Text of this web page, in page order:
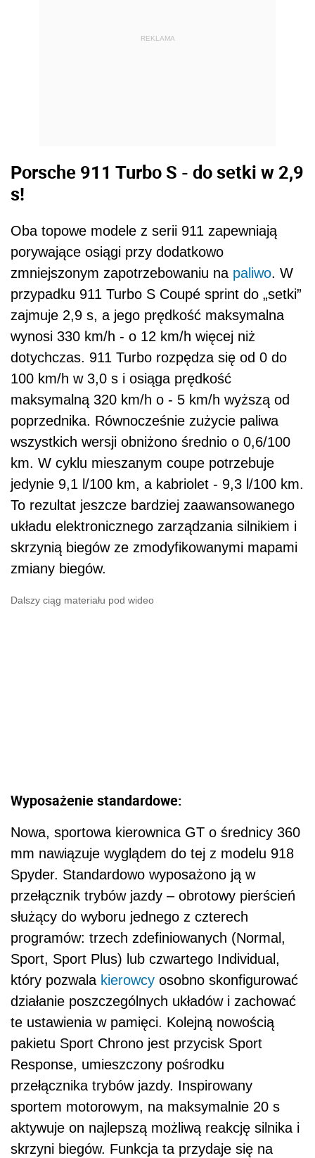
REKLAMA
Porsche 911 Turbo S - do setki w 2,9
s!
Oba topowe modele z serii 911 zapewniają
porywające osiągi przy dodatkowo
zmniejszonym zapotrzebowaniu na paliwo. W
przypadku 911 Turbo S Coupé sprint do „setki”
zajmuje 2,9 s, a jego prędkość maksymalna
wynosi 330 km/h - o 12 km/h więcej niż
dotychczas. 911 Turbo rozpędza się od 0 do
100 km/h w 3,0 s i osiąga prędkość
maksymalną 320 km/h o - 5 km/h wyższą od
poprzednika. Równocześnie zużycie paliwa
wszystkich wersji obniżono średnio o 0,6/100
km. W cyklu mieszanym coupe potrzebuje
jedynie 9,1 l/100 km, a kabriolet - 9,3 l/100 km.
To rezultat jeszcze bardziej zaawansowanego
układu elektronicznego zarządzania silnikiem i
skrzynią biegów ze zmodyfikowanymi mapami
zmiany biegów.
Dalszy ciąg materiału pod wideo
Wyposażenie standardowe:
Nowa, sportowa kierownica GT o średnicy 360
mm nawiązuje wyglądem do tej z modelu 918
Spyder. Standardowo wyposażono ją w
przełącznik trybów jazdy – obrotowy pierścień
służący do wyboru jednego z czterech
programów: trzech zdefiniowanych (Normal,
Sport, Sport Plus) lub czwartego Individual,
który pozwala kierowcy osobno skonfigurować
działanie poszczególnych układów i zachować
te ustawienia w pamięci. Kolejną nowością
pakietu Sport Chrono jest przycisk Sport
Response, umieszczony pośrodku
przełącznika trybów jazdy. Inspirowany
sportem motorowym, na maksymalnie 20 s
aktywuje on najlepszą możliwą reakcję silnika i
skrzyni biegów. Funkcja ta przydaje się na